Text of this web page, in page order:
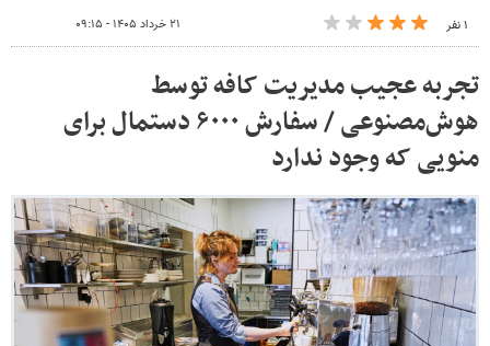
۱ نفر ۲۱ خرداد ۱۴۰۵ - ۰۹:۱۵
تجربه عجیب مدیریت کافه توسط
هوش‌مصنوعی / سفارش ۶۰۰۰ دستمال برای
منویی که وجود ندارد